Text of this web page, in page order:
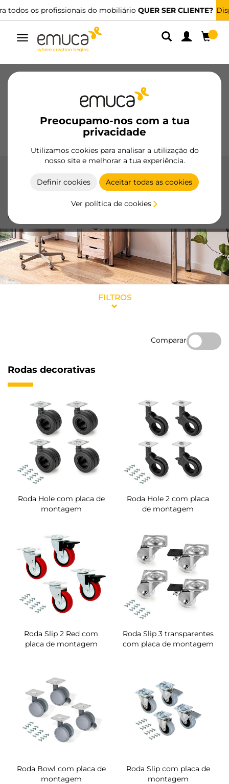
Dispomos de distribuidores especializados.ENCONTRAR O MAIS PRÓXIMO
Alternar
navegação
Preocupamo-nos com a tua
privacidade
Utilizamos cookies para analisar a utilização do
nosso site e melhorar a tua experiência.
Definir cookies Aceitar todas as cookies
Ver política de cookies
Dobradiças
Cozinha Montagem
Puxadores Bases Expositores
Rodas
para seus móveis, com designs robustos e fáceis de
instalar.
FILTROS
Comparar
Rodas decorativas
Roda Hole com placa de
montagem
Roda Hole 2 com placa
de montagem
Roda Slip 2 Red com
placa de montagem
Roda Slip 3 transparentes
com placa de montagem
Roda Bowl com placa de
montagem
Roda Slip com placa de
montagem